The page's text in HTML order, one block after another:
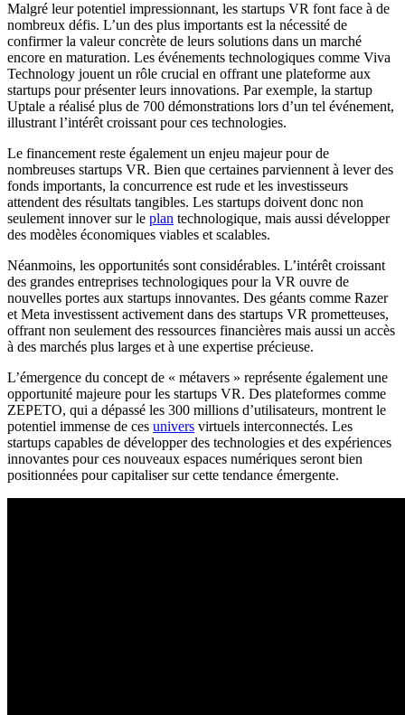
Malgré leur potentiel impressionnant, les startups VR font face à de
nombreux défis. L’un des plus importants est la nécessité de
confirmer la valeur concrète de leurs solutions dans un marché
encore en maturation. Les événements technologiques comme Viva
Technology jouent un rôle crucial en offrant une plateforme aux
startups pour présenter leurs innovations. Par exemple, la startup
Uptale a réalisé plus de 700 démonstrations lors d’un tel événement,
illustrant l’intérêt croissant pour ces technologies.
Le financement reste également un enjeu majeur pour de
nombreuses startups VR. Bien que certaines parviennent à lever des
fonds importants, la concurrence est rude et les investisseurs
attendent des résultats tangibles. Les startups doivent donc non
seulement innover sur le plan technologique, mais aussi développer
des modèles économiques viables et scalables.
Néanmoins, les opportunités sont considérables. L’intérêt croissant
des grandes entreprises technologiques pour la VR ouvre de
nouvelles portes aux startups innovantes. Des géants comme Razer
et Meta investissent activement dans des startups VR prometteuses,
offrant non seulement des ressources financières mais aussi un accès
à des marchés plus larges et à une expertise précieuse.
L’émergence du concept de « métavers » représente également une
opportunité majeure pour les startups VR. Des plateformes comme
ZEPETO, qui a dépassé les 300 millions d’utilisateurs, montrent le
potentiel immense de ces univers virtuels interconnectés. Les
startups capables de développer des technologies et des expériences
innovantes pour ces nouveaux espaces numériques seront bien
positionnées pour capitaliser sur cette tendance émergente.